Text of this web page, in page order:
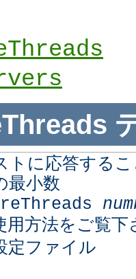
トに応答する
最小数
用方法をご覧下
定ファイル